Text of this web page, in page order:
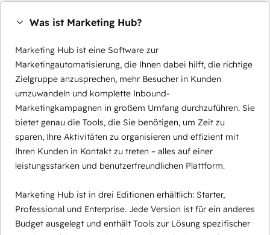
Was ist Marketing Hub?
Marketing Hub ist eine Software zur
Marketingautomatisierung, die Ihnen dabei hilft, die richtige
Zielgruppe anzusprechen, mehr Besucher in Kunden
umzuwandeln und komplette Inbound-
Marketingkampagnen in großem Umfang durchzuführen. Sie
bietet genau die Tools, die Sie benötigen, um Zeit zu
sparen, Ihre Aktivitäten zu organisieren und effizient mit
Ihren Kunden in Kontakt zu treten – alles auf einer
leistungsstarken und benutzerfreundlichen Plattform.
Marketing Hub ist in drei Editionen erhältlich: Starter,
Professional und Enterprise. Jede Version ist für ein anderes
Budget ausgelegt und enthält Tools zur Lösung spezifischer